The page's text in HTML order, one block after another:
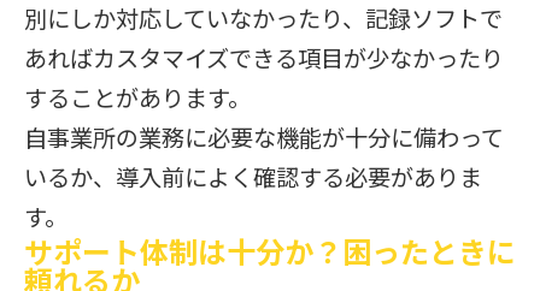
別にしか対応していなかったり、記録ソフトで
あればカスタマイズできる項目が少なかったり
することがあります。
自事業所の業務に必要な機能が十分に備わって
いるか、導入前によく確認する必要がありま
す。
サポート体制は十分か？困ったときに
頼れるか